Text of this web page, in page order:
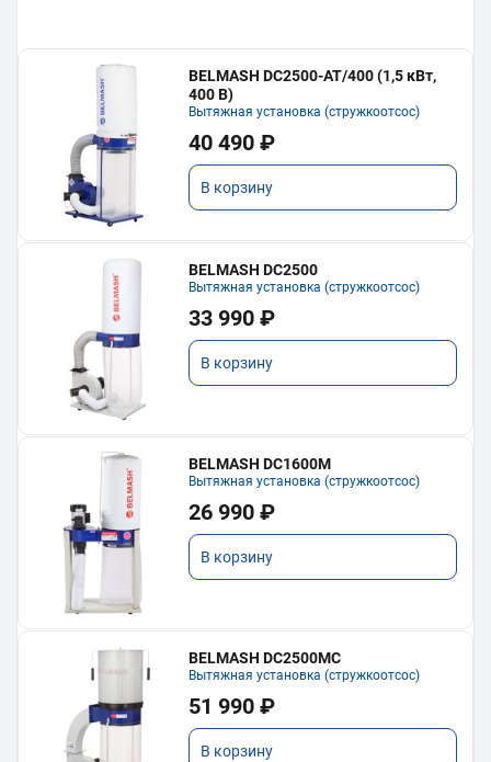
BELMASH DC2500-AT/400 (1,5 кВт,
400 В)
Вытяжная установка (стружкоотсос)
40 490 ₽
В корзину
BELMASH DC2500
Вытяжная установка (стружкоотсос)
33 990 ₽
В корзину
BELMASH DC1600M
Вытяжная установка (стружкоотсос)
26 990 ₽
В корзину
BELMASH DC2500MC
Вытяжная установка (стружкоотсос)
51 990 ₽
В корзину